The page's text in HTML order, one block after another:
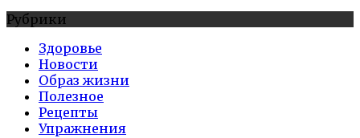
Рубрики
Здоровье
Новости
Образ жизни
Полезное
Рецепты
Упражнения